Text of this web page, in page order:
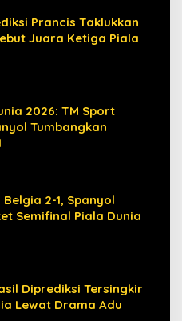
Prancis Taklukkan
Juara Ketiga Piala
2026: TM Sport
Tumbangkan
2-1, Spanyol
Semifinal Piala Dunia
Diprediksi Tersingkir
Lewat Drama Adu